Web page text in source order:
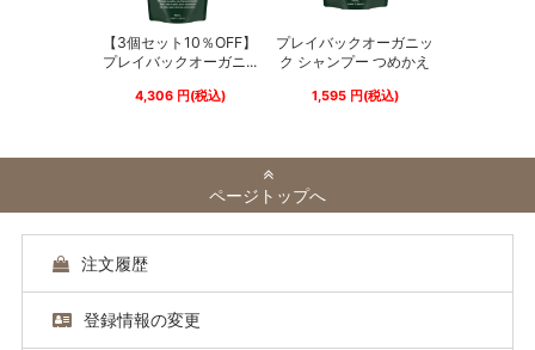
【3個セット10％OFF】
プレイバックオーガニ...
4,306円(税込)
プレイバックオーガニッ
ク シャンプー つめかえ
1,595円(税込)
ページトップへ
注文履歴
登録情報の変更